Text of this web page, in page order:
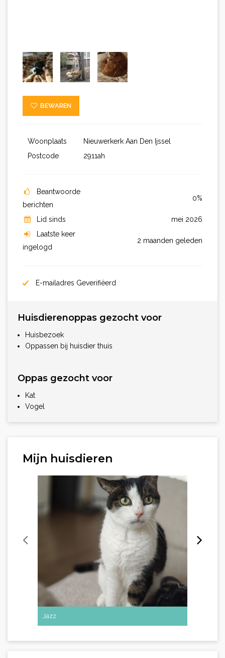
BEWAREN
Woonplaats
Nieuwerkerk Aan Den Ijssel
Postcode
2911ah
Beantwoorde
berichten
0%
Lid sinds
mei 2026
Laatste keer
ingelogd
2 maanden geleden
E-mailadres Geverifiëerd
Huisdierenoppas gezocht voor
Huisbezoek
Oppassen bij huisdier thuis
Oppas gezocht voor
Kat
Vogel
Mijn huisdieren
Jazz